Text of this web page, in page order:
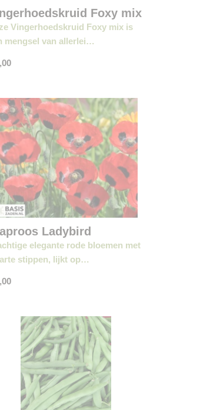
Foxy mix
Vingerhoedskruid Foxy mix is
mengsel van allerlei…
Ladybird
elegante rode bloemen met
stippen, lijkt op…